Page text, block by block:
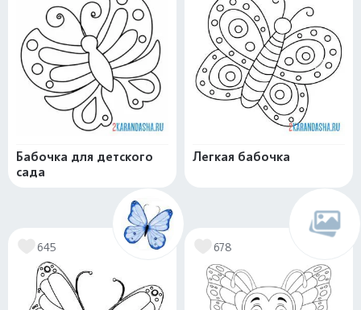
Бабочка для детского
сада
Легкая бабочка
645 678